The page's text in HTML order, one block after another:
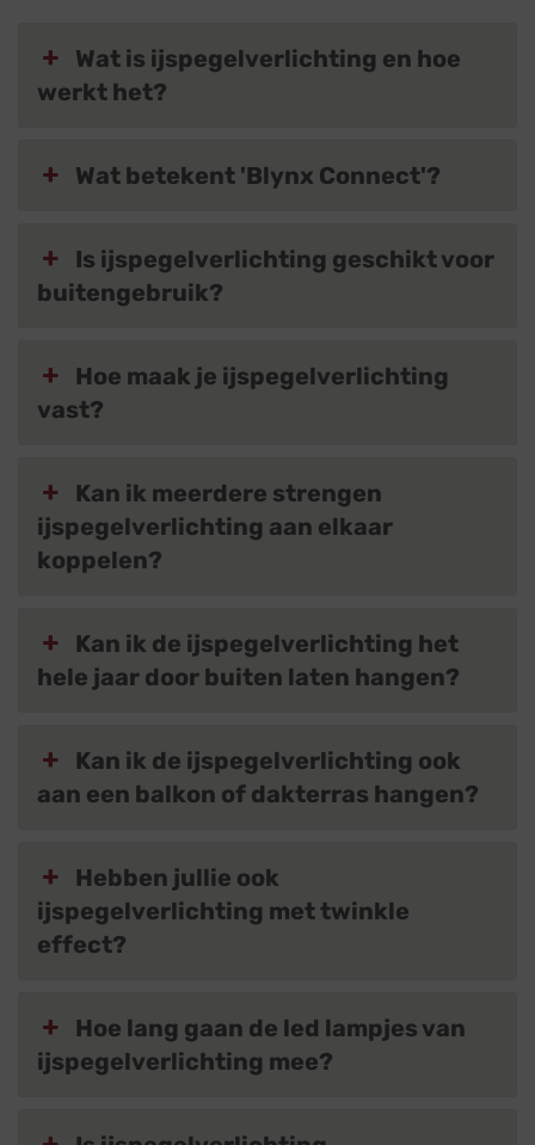
Wat is ijspegelverlichting en hoe
werkt het?
Wat betekent 'Blynx Connect'?
Is ijspegelverlichting geschikt voor
buitengebruik?
Hoe maak je ijspegelverlichting
vast?
Kan ik meerdere strengen
ijspegelverlichting aan elkaar
koppelen?
Kan ik de ijspegelverlichting het
hele jaar door buiten laten hangen?
Kan ik de ijspegelverlichting ook
aan een balkon of dakterras hangen?
Hebben jullie ook
ijspegelverlichting met twinkle
effect?
Hoe lang gaan de led lampjes van
ijspegelverlichting mee?